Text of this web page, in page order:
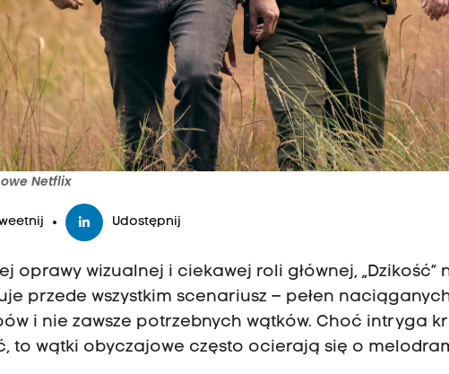
Netflix
Udostępnij
oprawy wizualnej i ciekawej roli głównej, „Dzikość”
przede wszystkim scenariusz – pełen
i nie zawsze potrzebnych wątków. Choć intryga
to wątki obyczajowe często ocierają się o